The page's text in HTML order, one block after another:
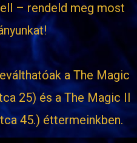
– rendeld meg most
a The Magic
25) és a The Magic II
45.) éttermeinkben.